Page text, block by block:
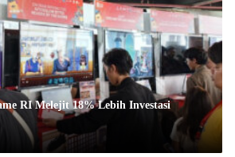
RI Melejit 18% Lebih Investasi